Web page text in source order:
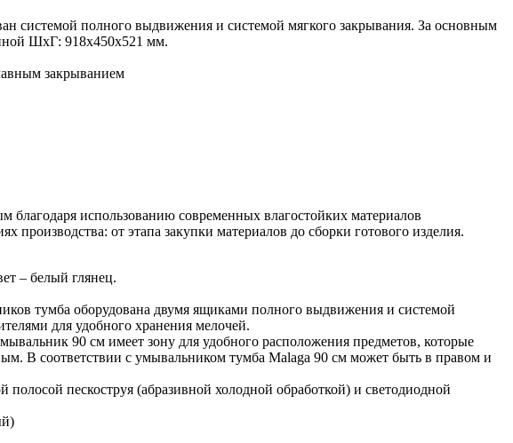
системой полного выдвижения и системой мягкого закрывания. За основным
ШхГ: 918х450х521 мм.
закрыванием
использованию современных влагостойких материалов
от этапа закупки материалов до сборки готового изделия.
– белый глянец.
тумба оборудована двумя ящиками полного выдвижения и системой
для удобного хранения мелочей.
90 см имеет зону для удобного расположения предметов, которые
В соответствии с умывальником тумба Malaga 90 см может быть в правом и
пескоструя (абразивной холодной обработкой) и светодиодной